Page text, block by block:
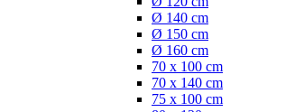
Ø 140 cm
Ø 150 cm
Ø 160 cm
70 x 100 cm
70 x 140 cm
75 x 100 cm